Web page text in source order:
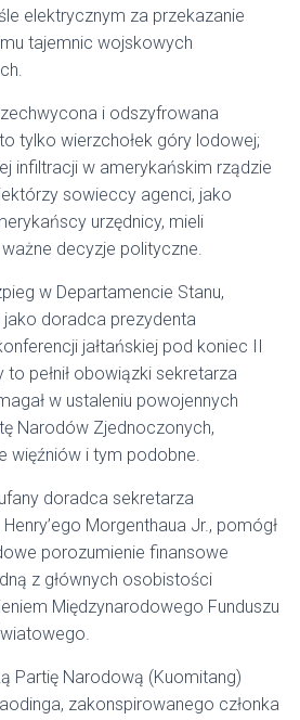
elektrycznym za przekazanie
tajemnic wojskowych
i odszyfrowana
tylko wierzchołek góry lodowej;
infiltracji w amerykańskim rządzie
sowieccy agenci, jako
urzędnicy, mieli
decyzje polityczne.
w Departamencie Stanu,
jako doradca prezydenta
jałtańskiej pod koniec II
pełnił obowiązki sekretarza
w ustaleniu powojennych
Narodów Zjednoczonych,
więźniów i tym podobne.
doradca sekretarza
Morgenthaua Jr., pomógł
porozumienie finansowe
z głównych osobistości
Międzynarodowego Funduszu
Partię Narodową (Kuomitang)
zakonspirowanego członka